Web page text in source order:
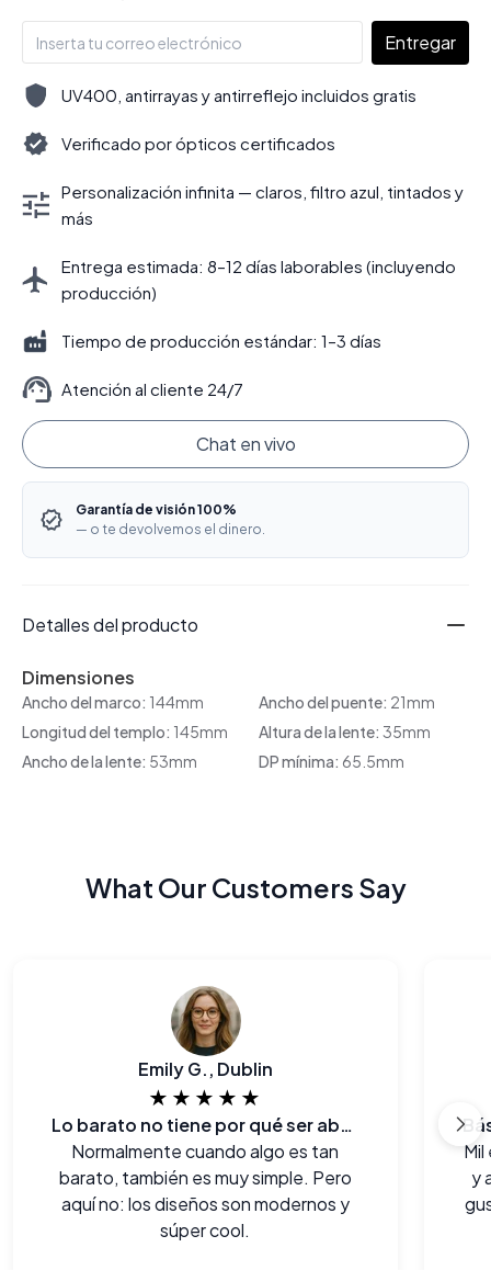
Entregar
UV400, antirrayas y antirreflejo incluidos gratis
Verificado por ópticos certificados
Personalización infinita — claros, filtro azul, tintados y
más
Entrega estimada: 8–12 días laborables (incluyendo
producción)
Tiempo de producción estándar: 1–3 días
Atención al cliente 24/7
Chat en vivo
Garantía de visión 100%
— o te devolvemos el dinero.
Detalles del producto
Dimensiones
Ancho del marco: 144mm Ancho del puente: 21mm
Longitud del templo: 145mm Altura de la lente: 35mm
Ancho de la lente: 53mm DP mínima: 65.5mm
What Our Customers Say
Emily G., Dublin
★★★★★
Lo barato no tiene por qué ser aburrido!
Normalmente cuando algo es tan
barato, también es muy simple. Pero
aquí no: los diseños son modernos y
súper cool.
y